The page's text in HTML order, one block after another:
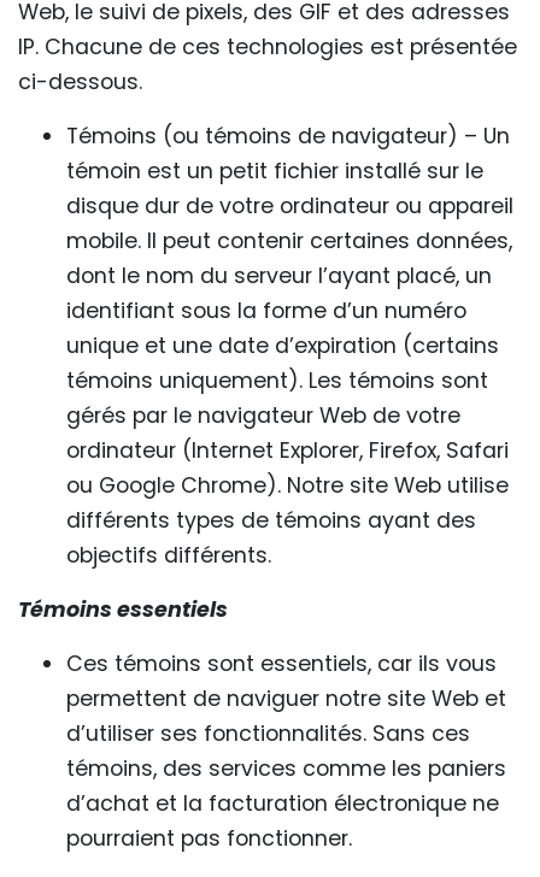
Web, le suivi de pixels, des GIF et des adresses
IP. Chacune de ces technologies est présentée
ci-dessous.
Témoins (ou témoins de navigateur) – Un
témoin est un petit fichier installé sur le
disque dur de votre ordinateur ou appareil
mobile. Il peut contenir certaines données,
dont le nom du serveur l’ayant placé, un
identifiant sous la forme d’un numéro
unique et une date d’expiration (certains
témoins uniquement). Les témoins sont
gérés par le navigateur Web de votre
ordinateur (Internet Explorer, Firefox, Safari
ou Google Chrome). Notre site Web utilise
différents types de témoins ayant des
objectifs différents.
Témoins essentiels
Ces témoins sont essentiels, car ils vous
permettent de naviguer notre site Web et
d’utiliser ses fonctionnalités. Sans ces
témoins, des services comme les paniers
d’achat et la facturation électronique ne
pourraient pas fonctionner.